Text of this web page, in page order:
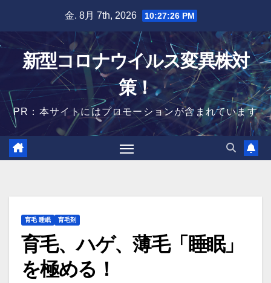
content
金. 8月 7th, 2026 10:27:27 PM
新型コロナウイルス変異株対
策！
PR：本サイトにはプロモーションが含まれています
育毛 睡眠 育毛剤
育毛、ハゲ、薄毛「睡眠」
を極める！